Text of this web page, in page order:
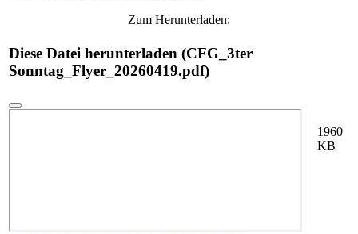
Zum Herunterladen:
Diese Datei herunterladen (CFG_3ter
Sonntag_Flyer_20260419.pdf)
1960
KB